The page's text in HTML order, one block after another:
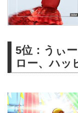
5位：うぃ
ロー、ハッ